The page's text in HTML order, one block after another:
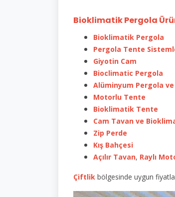
Bioklimatik Pergola
Bioklimatik Pergola
Pergola Tente
Giyotin Cam
Bioclimatic Pergola
Alüminyum Pergola
Motorlu Tente
Bioklimatik Tente
Cam Tavan ve
Zip Perde
Kış Bahçesi
Açılır Tavan, Raylı
Çiftlik bölgesinde uygun